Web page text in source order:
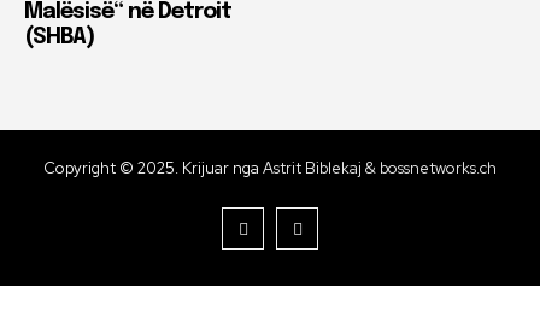
Malësisë“ në Detroit
(SHBA)
Copyright © 2025. Krijuar nga Astrit Biblekaj & bossnetworks.ch